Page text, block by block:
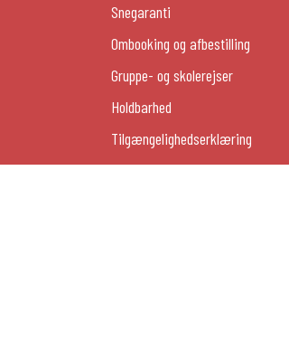
Snegaranti
Ombooking og afbestilling
Gruppe- og skolerejser
Holdbarhed
Tilgængelighedserklæring
Sommerhusejerportalen